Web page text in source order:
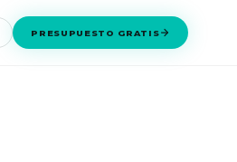
PRESUPUESTO GRATIS